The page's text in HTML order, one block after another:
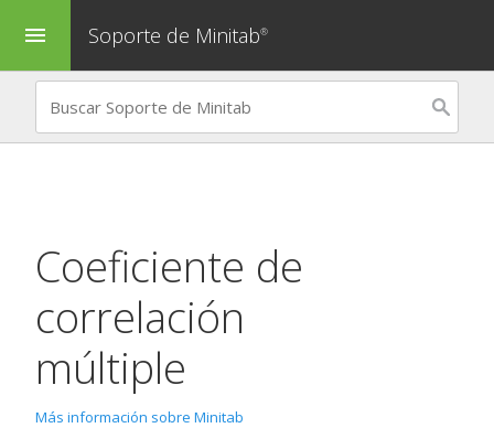
menu Soporte de Minitab®
Coeficiente de
correlación
múltiple
Más información sobre Minitab